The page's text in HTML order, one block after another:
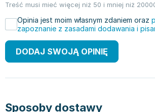
Treść musi mieć więcej niż 50 i mniej niż
Opinia jest moim własnym zdaniem oraz
zapoznanie z zasadami dodawania i
DODAJ SWOJĄ OPINIĘ
Sposoby dostawy